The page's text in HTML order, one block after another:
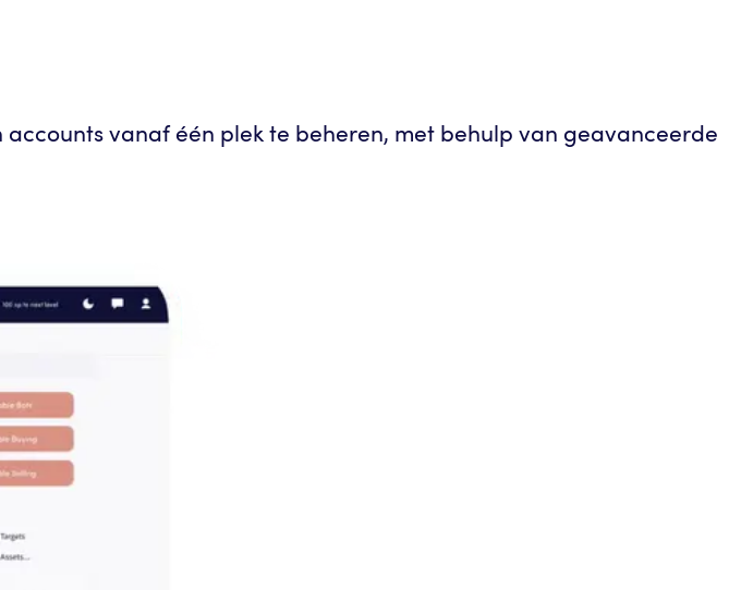
vanaf één plek te beheren, met behulp van geavanceerde